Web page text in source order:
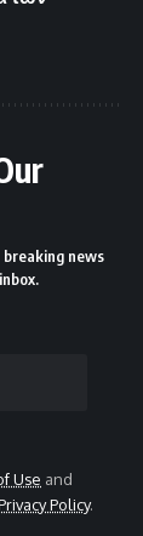
news
Use and
Policy.